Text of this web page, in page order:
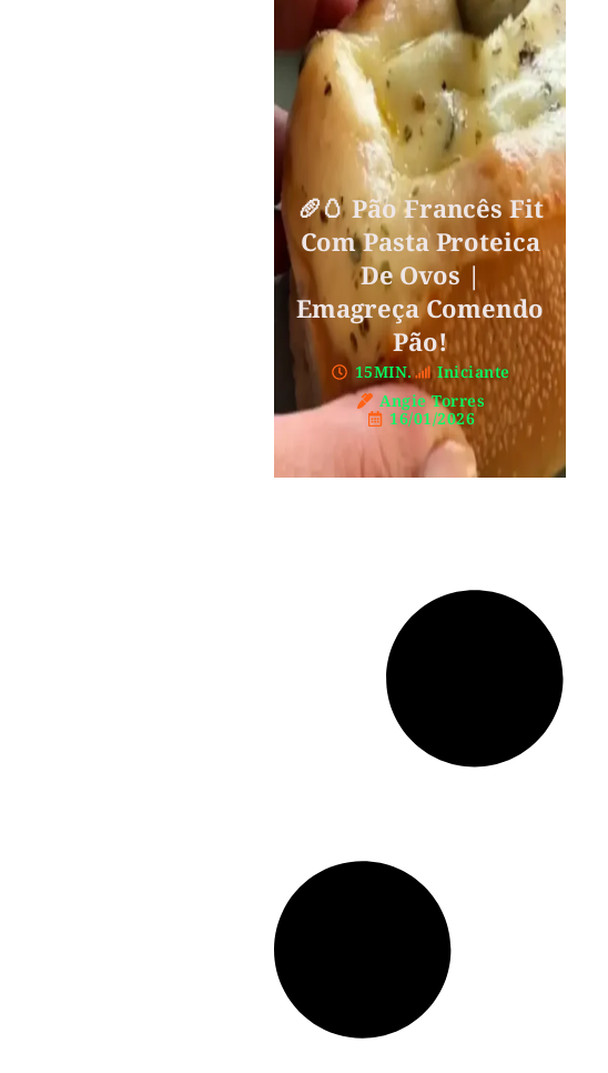
🥖🥚 Pão Francês Fit
Com Pasta Proteica
De Ovos |
Emagreça Comendo
Pão!
15MIN.
Iniciante
Angie Torres
16/01/2026